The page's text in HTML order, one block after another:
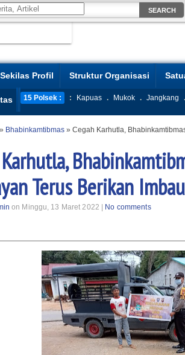
Sekilas Profil Struktur Organisasi
15 Polsek : : Kapuas . Mukok . Jangkang .
» Bhabinkamtibmas » Cegah Karhutla,
Terus Berikan
on Minggu, 13 Maret 2022 | No comments